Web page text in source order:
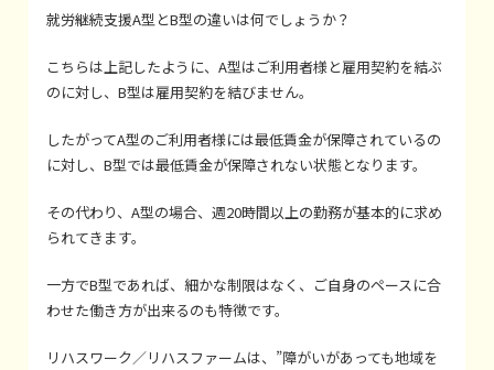
就労継続支援A型とB型の違いは何でしょうか？
こちらは上記したように、A型はご利用者様と雇用契約を結ぶ
のに対し、B型は雇用契約を結びません。
したがってA型のご利用者様には最低賃金が保障されているの
に対し、B型では最低賃金が保障されない状態となります。
その代わり、A型の場合、週20時間以上の勤務が基本的に求め
られてきます。
一方でB型であれば、細かな制限はなく、ご自身のペースに合
わせた働き方が出来るのも特徴です。
リハスワーク／リハスファームは、”障がいがあっても地域を